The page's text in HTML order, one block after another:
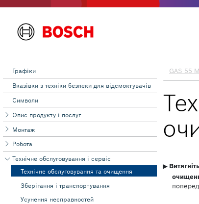
Графіки
Вказівки з техніки безпеки для відсмоктувачів
Символи
Опис продукту і послуг
Монтаж
Робота
Технічне обслуговування і сервіс
Технічне обслуговування та очищення
Зберігання і транспортування
Усунення несправностей